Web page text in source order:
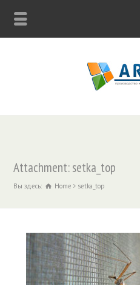
Attachment: setka_top
Вы здесь: Home setka_top